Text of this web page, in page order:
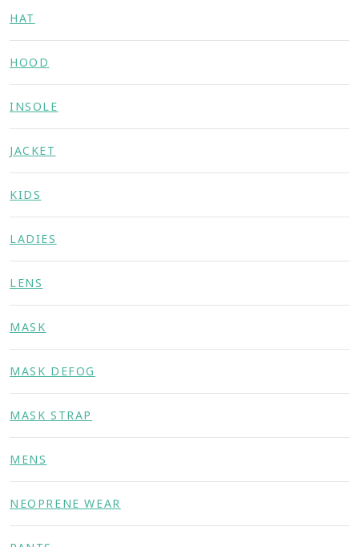
HAT
HOOD
INSOLE
JACKET
KIDS
LADIES
LENS
MASK
MASK DEFOG
MASK STRAP
MENS
NEOPRENE WEAR